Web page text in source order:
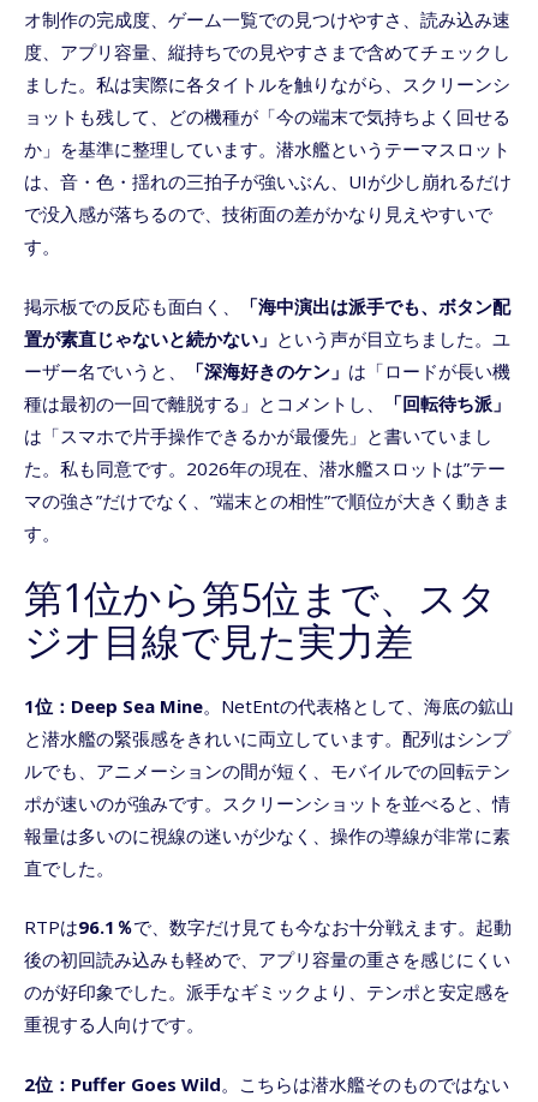
オ制作の完成度、ゲーム一覧での見つけやすさ、読み込み速
度、アプリ容量、縦持ちでの見やすさまで含めてチェックし
ました。私は実際に各タイトルを触りながら、スクリーンシ
ョットも残して、どの機種が「今の端末で気持ちよく回せる
か」を基準に整理しています。潜水艦というテーマスロット
は、音・色・揺れの三拍子が強いぶん、UIが少し崩れるだけ
で没入感が落ちるので、技術面の差がかなり見えやすいで
す。
掲示板での反応も面白く、
「海中演出は派手でも、ボタン配
置が素直じゃないと続かない」 という声が目立ちました。ユ
ーザー名でいうと、
「深海好きのケン」 は「ロードが長い機
種は最初の一回で離脱する」とコメントし、
「回転待ち派」
は「スマホで片手操作できるかが最優先」と書いていまし
た。私も同意です。2026年の現在、潜水艦スロットは”テー
マの強さ”だけでなく、”端末との相性”で順位が大きく動きま
す。
第1位から第5位まで、スタ
ジオ目線で見た実力差
1位：Deep Sea Mine。NetEntの代表格として、海底の鉱山
と潜水艦の緊張感をきれいに両立しています。配列はシンプ
ルでも、アニメーションの間が短く、モバイルでの回転テン
ポが速いのが強みです。スクリーンショットを並べると、情
報量は多いのに視線の迷いが少なく、操作の導線が非常に素
直でした。
RTPは96.1％で、数字だけ見ても今なお十分戦えます。起動
後の初回読み込みも軽めで、アプリ容量の重さを感じにくい
のが好印象でした。派手なギミックより、テンポと安定感を
重視する人向けです。
2位：Puffer Goes Wild。こちらは潜水艦そのものではない